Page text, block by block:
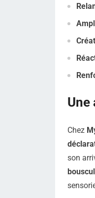
Une
Chez
son